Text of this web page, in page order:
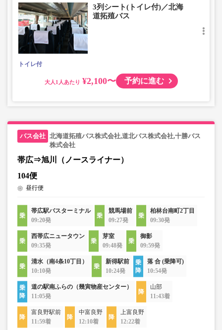
3列シート(トイレ付)／北海
道拓殖バス
トイレ付
大人 ¥2,100〜 予約に進む
北海道拓殖バス株式会社,道北バス株式会社,十勝バス
株式会社
帯広⇒旭川（ノースライナー）
104便
昼行便
帯広駅バスターミナル
09:20発
競馬場前
09:27発
柏林台南町2丁目
09:30発
西帯広ニュータウン
09:35発
芽室
09:48発
御影
09:59発
清水（南4条10丁目）
10:10発
新得駅前
10:24発
落 合 (乗降可)
10:54発
道の駅南ふらの（幾寅物産センター）
11:05発
山部
11:43着
富良野駅前
11:59着
中富良野
12:10着
上富良野
12:22着